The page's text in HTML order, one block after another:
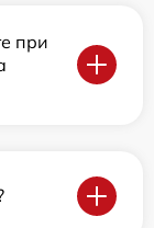
при